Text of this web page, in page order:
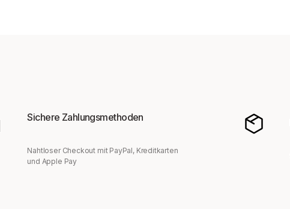
Sichere Zahlungsmethoden
Nahtloser Checkout mit PayPal, Kreditkarten
und Apple Pay